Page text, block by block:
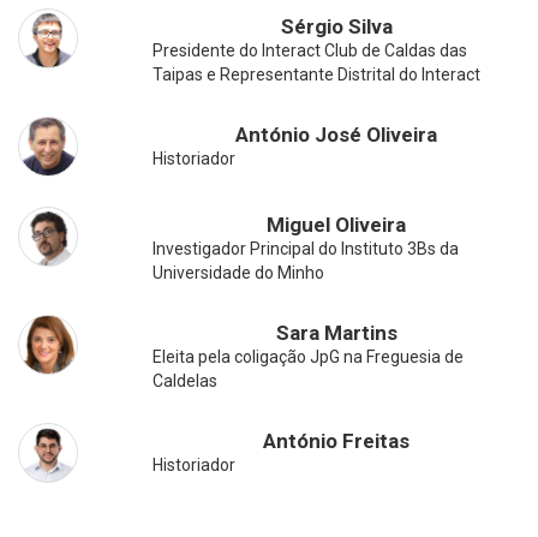
Sérgio Silva
Presidente do Interact Club de Caldas das
Taipas e Representante Distrital do Interact
António José Oliveira
Historiador
Miguel Oliveira
Investigador Principal do Instituto 3Bs da
Universidade do Minho
Sara Martins
Eleita pela coligação JpG na Freguesia de
Caldelas
António Freitas
Historiador